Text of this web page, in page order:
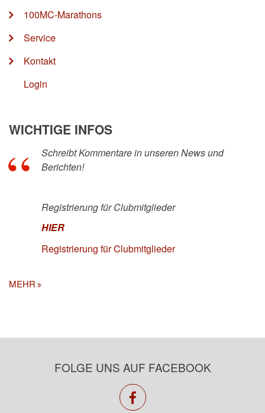
100MC-Marathons
Service
Kontakt
Login
WICHTIGE INFOS
Schreibt Kommentare in unseren News und
Berichten!
Registrierung für Clubmitglieder
HIER
Registrierung für Clubmitglieder
MEHR
FOLGE UNS AUF FACEBOOK
facebook